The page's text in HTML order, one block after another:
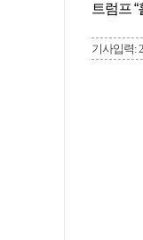
트럼프
기사입력: